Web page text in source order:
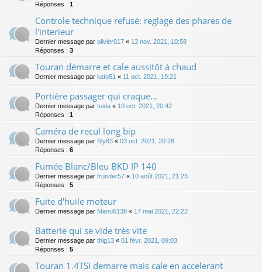
Réponses : 1
Controle technique refusé: reglage des phares de
l'interieur
Dernier message par olivier017 « 13 nov. 2021, 10:58
Réponses : 3
Touran démarre et cale aussitôt à chaud
Dernier message par ludo51 « 11 oct. 2021, 19:21
Portière passager qui craque...
Dernier message par tuxla « 10 oct. 2021, 20:42
Réponses : 1
Caméra de recul long bip
Dernier message par Sly83 « 03 oct. 2021, 20:28
Réponses : 6
Fumée Blanc/Bleu BKD IP 140
Dernier message par frurider57 « 10 août 2021, 21:23
Réponses : 5
Fuite d'huile moteur
Dernier message par Manu6138 « 17 mai 2021, 22:22
Batterie qui se vide très vite
Dernier message par thig13 « 01 févr. 2021, 09:03
Réponses : 5
Touran 1.4TSI demarre mais cale en accelerant